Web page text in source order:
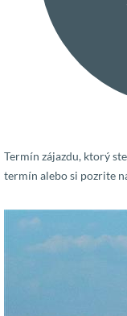
Termín zájazdu, ktorý
termín alebo si pozrite